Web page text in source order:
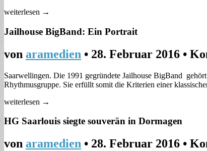
weiterlesen →
Jailhouse BigBand: Ein Portrait
von aramedien • 28. Februar 2016 •
Saarwellingen. Die 1991 gegründete Jailhouse BigBand
Rhythmusgruppe. Sie erfüllt somit die Kriterien einer
weiterlesen →
HG Saarlouis siegte souverän in Dormagen
von aramedien • 28. Februar 2016 •